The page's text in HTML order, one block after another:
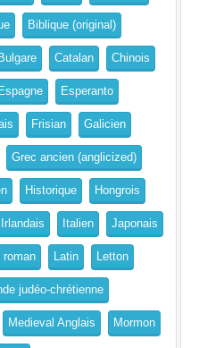
Biblique (original)
Bulgare Catalan Chinois
Espagne Esperanto
Frisian Galicien
Grec ancien (anglicized)
Historique Hongrois
Irlandais Italien Japonais
roman Latin Letton
judéo-chrétienne
Medieval Anglais Mormon